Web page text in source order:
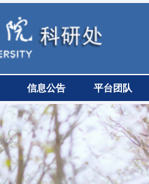
信息公告 平台团队